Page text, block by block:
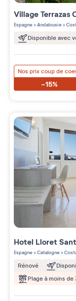
VillageTerrazas
Espagne>Andalousie>
Disponible avec
Nos prix coup de
-15%
Hotel Lloret
Espagne>Catalogne>
Rénové
Plage à moins de